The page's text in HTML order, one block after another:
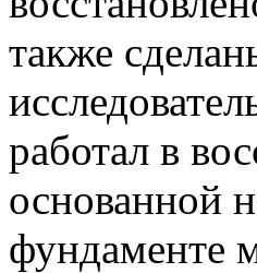
также
работал в
основанной
фундаменте